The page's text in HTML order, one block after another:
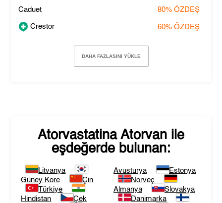
Caduet 80% ÖZDEŞ
Crestor 60% ÖZDEŞ
DAHA FAZLASINI YÜKLE
Atorvastatina Atorvan ile
eşdeğerde bulunan:
Litvanya
Güney Kore
Çin
Türkiye
Hindistan
Çek
Avusturya
Estonya
Norveç
Almanya
Slovakya
Danimarka